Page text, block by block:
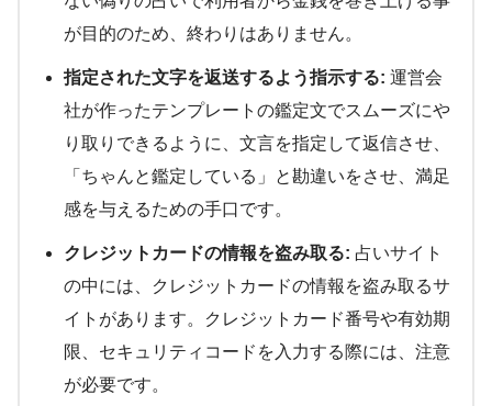
が目的のため、終わりはありません。
指定された文字を返送するよう指示する: 運営会
社が作ったテンプレートの鑑定文でスムーズにや
り取りできるように、文言を指定して返信させ、
「ちゃんと鑑定している」と勘違いをさせ、満足
感を与えるための手口です。
クレジットカードの情報を盗み取る: 占いサイト
の中には、クレジットカードの情報を盗み取るサ
イトがあります。クレジットカード番号や有効期
限、セキュリティコードを入力する際には、注意
が必要です。